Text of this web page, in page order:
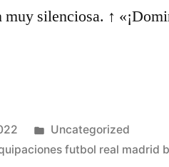
muy silenciosa. ↑
Publicado
en
Uncategorized
futbol real madrid